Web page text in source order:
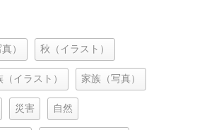
） 秋（イラスト）
（イラスト） 家族（写真）
災害 自然